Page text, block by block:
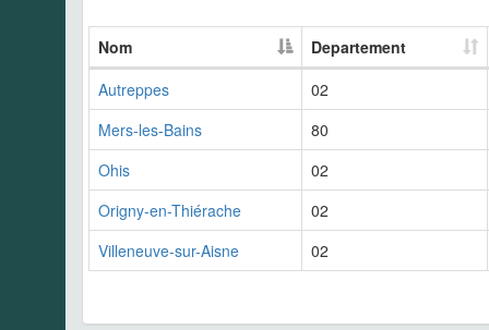
Nom
Departement
Autreppes
02
Mers-les-Bains
80
Ohis
02
Origny-en-Thiérache
02
Villeneuve-sur-Aisne
02